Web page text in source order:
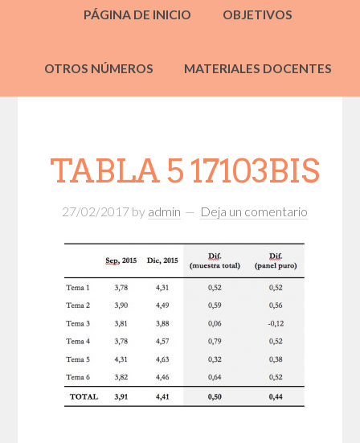
PÁGINA DE INICIO OBJETIVOS
OTROS NÚMEROS MATERIALES DOCENTES
TABLA 5 17103BIS
27/02/2017by admin Deja un comentario